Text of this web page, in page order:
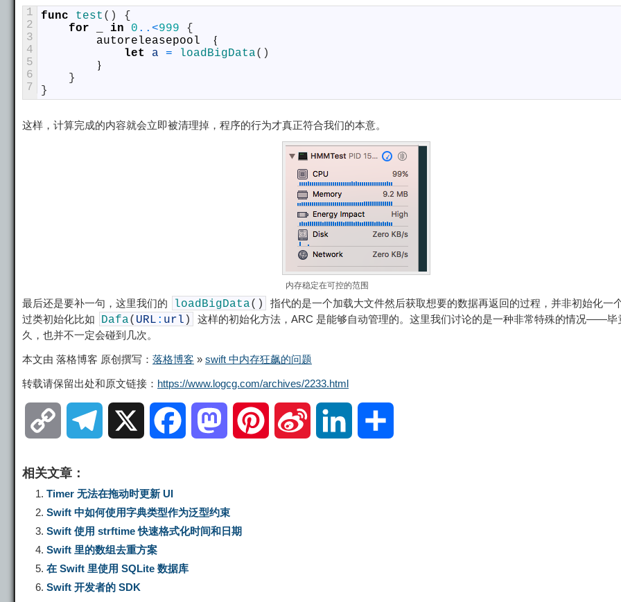
1
2
3
4
5
6
7
func test ( )
{
for
in 0 .. <999
{
autoreleasepool
｛
let
a = loadBigData( )
｝
}
}
这样，计算完成的内容就会立即被清理掉，程序的行为才真正符合我们的本意。
内存稳定在可控的范围
最后还是要补一句，这里我们的 loadBigData( )
指代的是一个加载大文件然后获取想要的数据再返回的过程，并非初始化一
过类初始化比如
Dafa( URL : url )
这样的初始化方法，ARC 是能够自动管理的。这里我们讨论的是一种非常特殊的情况——毕
久，也并不一定会碰到几次。
本文由 落格博客 原创撰写： 落格博客 » swift 中内存狂飙的问题
转载请保留出处和原文链接： https://www.logcg.com/archives/2233.html
p
y
L
l
e
g
e
b
t
相关文章：
Timer 无法在拖动时更新 UI
Swift 中如何使用字典类型作为泛型约束
Swift 使用 strftime 快速格式化时间和日期
Swift 里的数组去重方案
在 Swift 里使用 SQLite 数据库
Swift 开发者的 SDK